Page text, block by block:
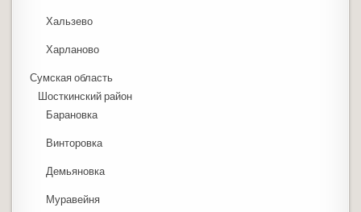
Хальзево
Харланово
Сумская область
Шосткинский район
Барановка
Винторовка
Демьяновка
Муравейня